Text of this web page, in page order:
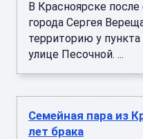
В Красноярске
города Сергея
территорию у
улице Песочной. ...
Семейная пара из
лет брака